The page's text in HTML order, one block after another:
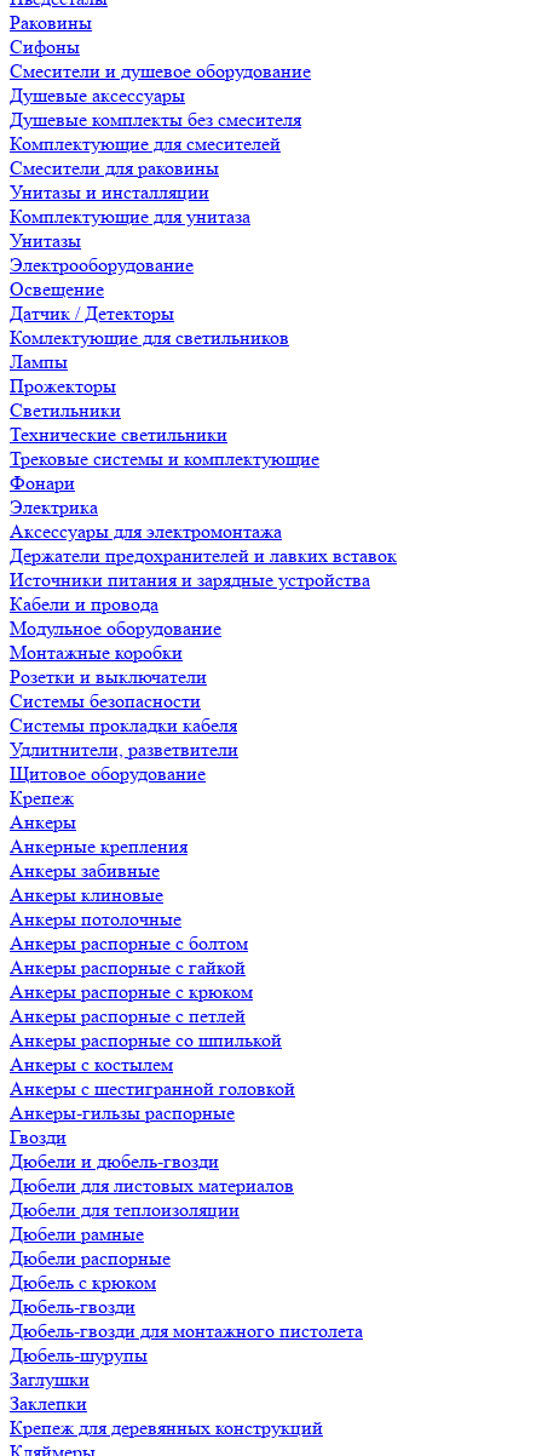
Раковины
Сифоны
Смесители и душевое оборудование
Душевые аксессуары
Душевые комплекты без смесителя
Комплектующие для смесителей
Смесители для раковины
Унитазы и инсталляции
Комплектующие для унитаза
Унитазы
Электрооборудование
Освещение
Датчик / Детекторы
Комлектующие для светильников
Лампы
Прожекторы
Светильники
Технические светильники
Трековые системы и комплектующие
Фонари
Электрика
Аксессуары для электромонтажа
Держатели предохранителей и лавких вставок
Источники питания и зарядные устройства
Кабели и провода
Модульное оборудование
Монтажные коробки
Розетки и выключатели
Системы безопасности
Системы прокладки кабеля
Удлитнители, разветвители
Щитовое оборудование
Крепеж
Анкеры
Анкерные крепления
Анкеры забивные
Анкеры клиновые
Анкеры потолочные
Анкеры распорные с болтом
Анкеры распорные с гайкой
Анкеры распорные с крюком
Анкеры распорные с петлей
Анкеры распорные со шпилькой
Анкеры с костылем
Анкеры с шестигранной головкой
Анкеры-гильзы распорные
Гвозди
Дюбели и дюбель-гвозди
Дюбели для листовых материалов
Дюбели для теплоизоляции
Дюбели рамные
Дюбели распорные
Дюбель с крюком
Дюбель-гвозди
Дюбель-гвозди для монтажного пистолета
Дюбель-шурупы
Заглушки
Заклепки
Крепеж для деревянных конструкций